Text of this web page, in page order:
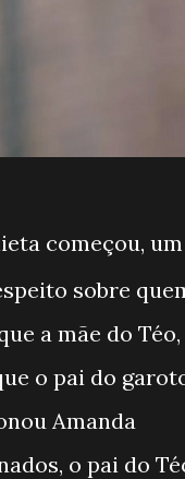
começou, um
sobre
a mãe do Téo,
o pai do
Amanda
o pai do